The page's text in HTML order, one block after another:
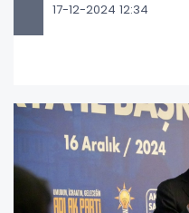
17-12-2024 12:34